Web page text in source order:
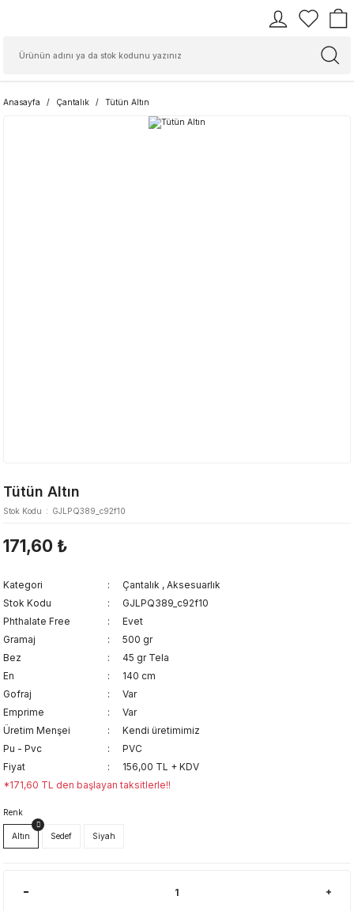
Anasayfa Çantalık Tütün Altın
Tütün Altın
Stok Kodu GJLPQ389_c92f10
171,60 ₺
Kategori Çantalık , Aksesuarlık
Stok Kodu
GJLPQ389_c92f10
Phthalate Free
Evet
Gramaj
500 gr
Bez
45 gr Tela
En
140 cm
Gofraj
Var
Emprime
Var
Üretim Menşei
Kendi üretimimiz
Pu - Pvc
PVC
Fiyat
156,00 TL + KDV
*171,60 TL den başlayan taksitlerle!!
Renk
Altın Sedef Siyah